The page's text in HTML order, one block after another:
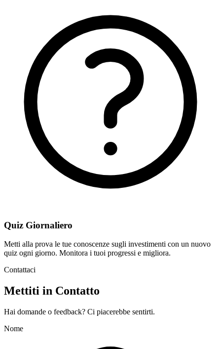
Quiz Giornaliero
Metti alla prova le tue conoscenze sugli investimenti con un nuovo
quiz ogni giorno. Monitora i tuoi progressi e migliora.
Contattaci
Mettiti in Contatto
Hai domande o feedback? Ci piacerebbe sentirti.
Nome